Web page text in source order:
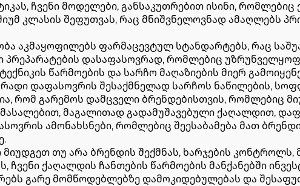
ჩვენი მოდელები, განსაკუთრებით ისინი, რომლებიც
კლასის შეფუთვას, რაც მნიშვნელოვნად ამაღლებს
აკმაყოფილებს ფარმაცევტულ სტანდარტებს, რაც
დასაფასოვრად, რომლებიც
წარმოების და სარჩო მაღაზიების მიერ
დაფასოვრის შესაქმნელად სარჩოს ნაწილების,
რომ გარემოს დამცველი ბრენდებისთვის, რომლებიც
მაგალითად გადამუშავებული ქაღალდით,
ამონახსნები, რომლებიც შეესაბამება მათ
თუ არა ბრენდის შექმნას, ხარჯების
ქაღალდის ჩანთების წარმოების მანქანებში
გარე მომწოდებლებზე დამოკიდებულებას და